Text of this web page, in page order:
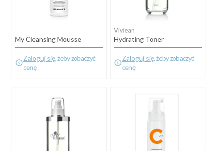
My Cleansing Mousse
Zaloguj się, żeby zobaczyć
cenę
Viviean
Hydrating Toner
Zaloguj się, żeby zobaczyć
cenę